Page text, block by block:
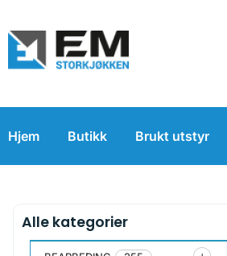
Hjem Butikk Brukt utstyr
Alle kategorier